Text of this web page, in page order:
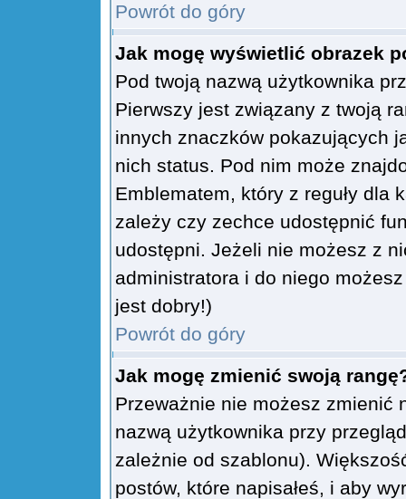
Powrót do góry
Jak mogę wyświetlić obrazek
Pod twoją nazwą użytkownika
Pierwszy jest związany z twoją
innych znaczków pokazujących
nich status. Pod nim może
Emblematem, który z reguły dla
zależy czy zechce udostępnić
udostępni. Jeżeli nie możesz z
administratora i do niego
jest dobry!)
Powrót do góry
Jak mogę zmienić swoją
Przeważnie nie możesz zmienić
nazwą użytkownika przy
zależnie od szablonu).
postów, które napisałeś, i aby